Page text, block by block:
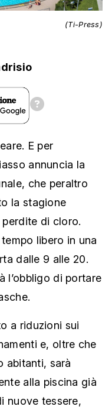
(Ti-Press)
E per
annuncia la
che peraltro
la stagione
di cloro.
libero in una
dalle 9 alle 20.
l’obbligo di portare
a riduzioni sui
e, oltre che
abitanti, sarà
alla piscina già
nuove tessere,